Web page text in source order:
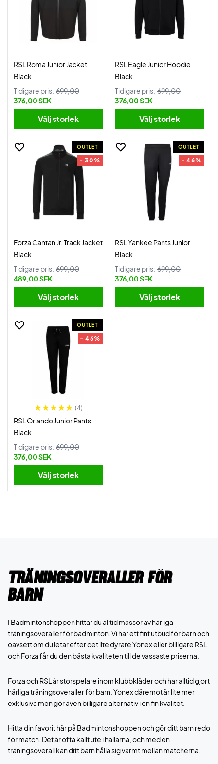
RSL Roma Junior Jacket
Black
Tidigare pris: 699,00
376,00 SEK
Välj storlek
RSL Eagle Junior Hoodie
Black
Tidigare pris: 699,00
376,00 SEK
Välj storlek
OUTLET
- 30%
Forza Cantan Jr. Track Jacket
Black
Tidigare pris: 699,00
489,00 SEK
Välj storlek
OUTLET
- 46%
RSL Yankee Pants Junior
Black
Tidigare pris: 699,00
376,00 SEK
Välj storlek
OUTLET
- 46%
(4)
RSL Orlando Junior Pants
Black
Tidigare pris: 699,00
376,00 SEK
Välj storlek
Träningsoveraller för
barn
I Badmintonshoppen hittar du alltid massor av härliga
träningsoveraller för badminton. Vi har ett fint utbud för barn och
oavsett om du letar efter det lite dyrare Yonex eller billigare RSL
och Forza får du den bästa kvaliteten till de vassaste priserna.
Forza och RSL är storspelare inom klubbkläder och har alltid gjort
härliga träningsoveraller för barn. Yonex däremot är lite mer
exklusiva men gör även billigare alternativ i en fin kvalitet.
Hitta din favorit här på Badmintonshoppen och gör ditt barn redo
för match. Det är ofta kallt ute i hallarna, och med en
träningsoverall kan ditt barn hålla sig varmt mellan matcherna.